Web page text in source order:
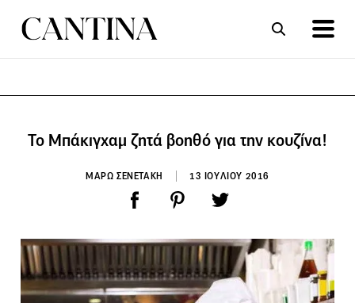
Το Μπάκιγχαμ ζητά βοηθό για την κουζίνα!
ΜΑΡΩ ΣΕΝΕΤΑΚΗ 13 ΙΟΥΛΙΟΥ 2016